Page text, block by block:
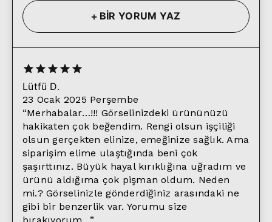
+BİR YORUM YAZ
Lütfü D.
23 Ocak 2025 Perşembe
“Merhabalar…!!! Görselinizdeki ürününüzü
hakikaten çok beğendim. Rengi olsun işçiliği
olsun gerçekten elinize, emeğinize sağlık. Ama
siparişim elime ulaştığında beni çok
şaşırttınız. Büyük hayal kırıklığına uğradım ve
ürünü aldığıma çok pişman oldum. Neden
mi.? Görselinizle gönderdiğiniz arasındaki ne
gibi bir benzerlik var. Yorumu size